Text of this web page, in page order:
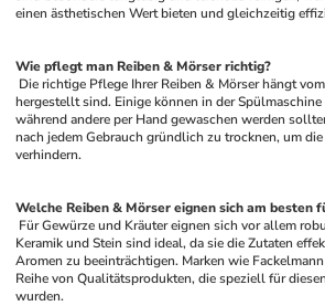
einen ästhetischen Wert bieten und gleichzeitig
Wie pflegt man Reiben & Mörser richtig?
hergestellt sind. Einige können in der
während andere per Hand gewaschen werden
nach jedem Gebrauch gründlich zu trocknen, um
verhindern.
Welche Reiben & Mörser eignen sich am besten
Keramik und Stein sind ideal, da sie die Zutaten
Aromen zu beeinträchtigen. Marken wie
Reihe von Qualitätsprodukten, die speziell für
wurden.